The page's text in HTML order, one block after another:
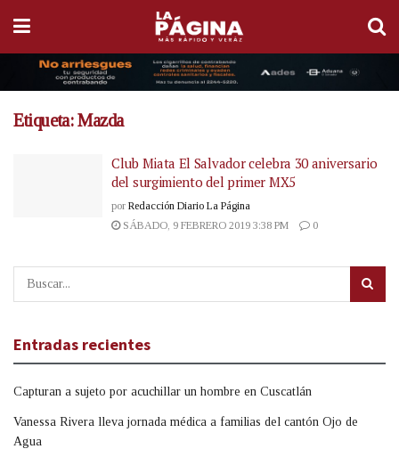
Etiqueta:Mazda
Club Miata El Salvador celebra 30 aniversario
del surgimiento del primer MX5
por Redacción Diario La Página
SÁBADO, 9 FEBRERO 2019 3:38 PM
0
Entradas recientes
Capturan a sujeto por acuchillar un hombre en Cuscatlán
Vanessa Rivera lleva jornada médica a familias del cantón Ojo de
Agua